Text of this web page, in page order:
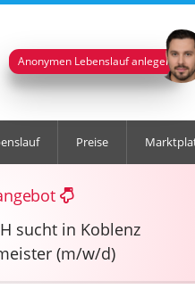
Anonymen Lebenslauf anlegen
Preise
sucht in Koblenz
(m/w/d)